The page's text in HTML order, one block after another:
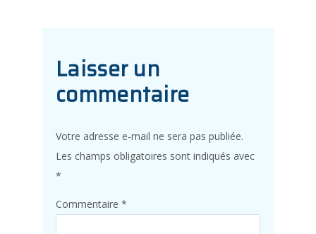
Laisser un
commentaire
Votre adresse e-mail ne sera pas publiée.
Les champs obligatoires sont indiqués avec
*
Commentaire *